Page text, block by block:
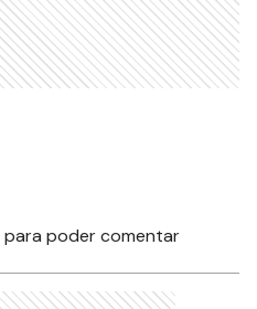
para poder comentar